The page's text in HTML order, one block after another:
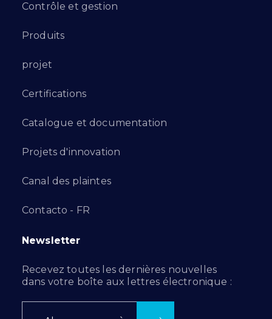
Contrôle et gestion
Produits
projet
Certifications
Catalogue et documentation
Projets d'innovation
Canal des plaintes
Contacto - FR
Newsletter
Recevez toutes les dernières nouvelles
dans votre boîte aux lettres électronique :